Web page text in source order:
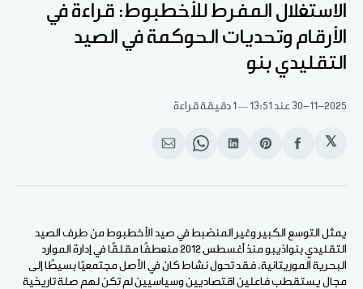
الاستغلال المفرط للأخطبوط: قراءة في
الأرقام وتحديات الحوكمة في الصيد
التقليدي بنو
30-11-2025 عند 13:51 1 دقيقة قراءة
𝕏
انشر
الفيسبوك
Share
Pinterest
انشر
لينكد
Share
WhatsApp
انشر
الإيميل
يمثل التوسع الكبير وغير المنضبط في صيد الأخطبوط من طرف الصيد
التقليدي بنواذيبو منذ أغسطس 2012 منعطفًا مقلقًا في إدارة الموارد
البحرية الموريتانية. فقد تحول نشاط كان في الأصل مجتمعيًا بسيطًا إلى
مجال يستقطب فاعلين اقتصاديين وسياسيين لم تكن لهم صلة تاريخية